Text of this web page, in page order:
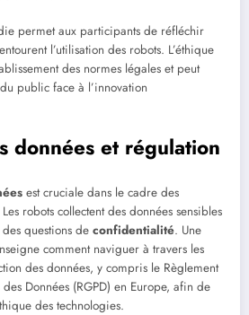
permet aux participants de réfléchir
l’utilisation des robots. L’éthique
des normes légales et peut
public face à l’innovation
données et régulation
est cruciale dans le cadre des
robots collectent des données sensibles
questions de confidentialité. Une
comment naviguer à travers les
des données, y compris le Règlement
Données (RGPD) en Europe, afin de
des technologies.